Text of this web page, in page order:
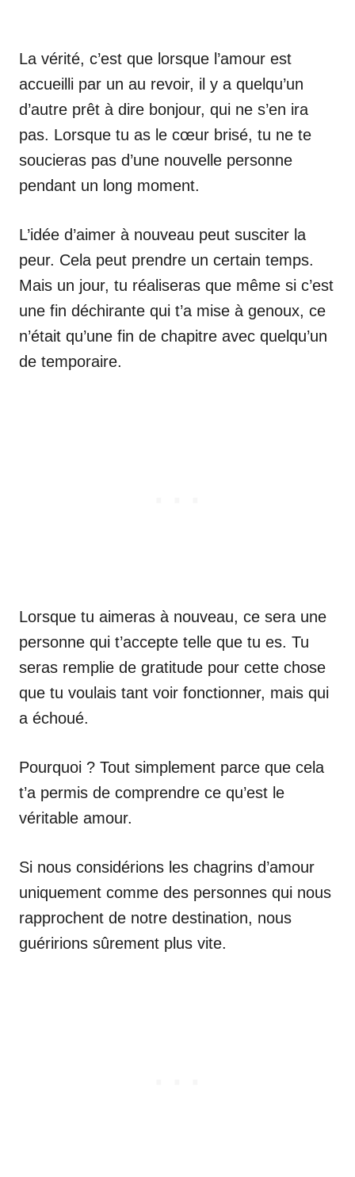
La vérité, c’est que lorsque l’amour est
accueilli par un au revoir, il y a quelqu’un
d’autre prêt à dire bonjour, qui ne s’en ira
pas. Lorsque tu as le cœur brisé, tu ne te
soucieras pas d’une nouvelle personne
pendant un long moment.
L’idée d’aimer à nouveau peut susciter la
peur. Cela peut prendre un certain temps.
Mais un jour, tu réaliseras que même si c’est
une fin déchirante qui t’a mise à genoux, ce
n’était qu’une fin de chapitre avec quelqu’un
de temporaire.
Lorsque tu aimeras à nouveau, ce sera une
personne qui t’accepte telle que tu es. Tu
seras remplie de gratitude pour cette chose
que tu voulais tant voir fonctionner, mais qui
a échoué.
Pourquoi ? Tout simplement parce que cela
t’a permis de comprendre ce qu’est le
véritable amour.
Si nous considérions les chagrins d’amour
uniquement comme des personnes qui nous
rapprochent de notre destination, nous
guéririons sûrement plus vite.